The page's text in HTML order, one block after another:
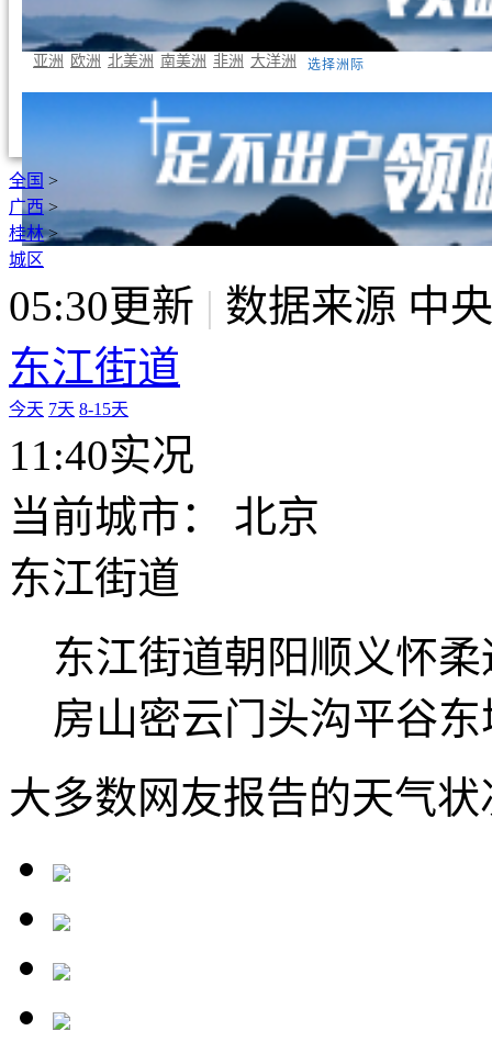
曼谷 东京 首尔 吉隆坡 新加坡 巴黎 罗马 伦敦
雅典
斯
圣地亚哥 利马 基多 惠灵顿 奥克兰
选择洲际
亚洲 欧洲 北美洲 南美洲 非洲 大洋洲
全国 >
广西 >
桂林 >
城区
05:30更新 | 数据来源 中
东江街道
今天 7天 8-15天
11:40实况
当前城市：
北京
东江街道
东江街道朝阳顺义怀柔
房山密云门头沟平谷
大多数网友报告的天气状